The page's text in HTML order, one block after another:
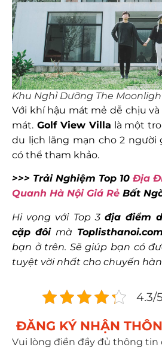
Khu Nghỉ Dưỡng The
Với khí hậu mát mẻ dễ chịu
mát. Golf View Villa là một
du lịch lãng mạn cho 2 người
có thể tham khảo.
>>> Trải Nghiệm Top 10 Địa
Quanh Hà Nội Giá Rẻ Bất
Hi vọng với Top 3 địa điểm
cặp đôi mà Toplisthanoi.com
bạn ở trên. Sẽ giúp bạn có
tuyệt vời nhất cho chuyến
4.3/
ĐĂNG KÝ NHẬN
Vui lòng điền đầy đủ thông tin